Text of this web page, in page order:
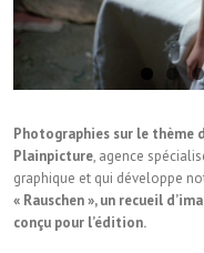
Photographies sur le thème
Plainpicture, agence
graphique et qui développe
« Rauschen », un recueil
conçu pour l’édition.